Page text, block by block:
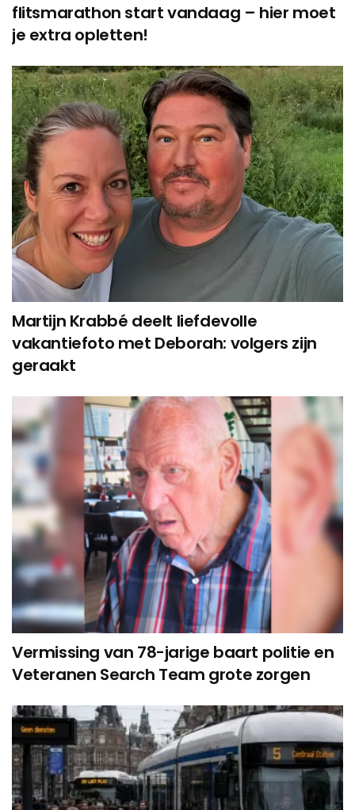
flitsmarathon start vandaag – hier moet
je extra opletten!
Martijn Krabbé deelt liefdevolle
vakantiefoto met Deborah: volgers zijn
geraakt
Vermissing van 78-jarige baart politie en
Veteranen Search Team grote zorgen